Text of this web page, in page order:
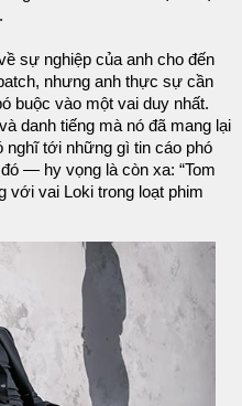
sự nghiệp của anh cho đến
nhưng anh thực sự cần
buộc vào một vai duy nhất.
danh tiếng mà nó đã mang lại
nghĩ tới những gì tin cáo phó
— hy vọng là còn xa: “Tom
với vai Loki trong loạt phim